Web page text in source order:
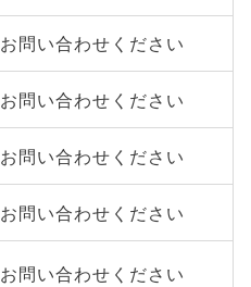
問い合わせください
問い合わせください
問い合わせください
問い合わせください
問い合わせください